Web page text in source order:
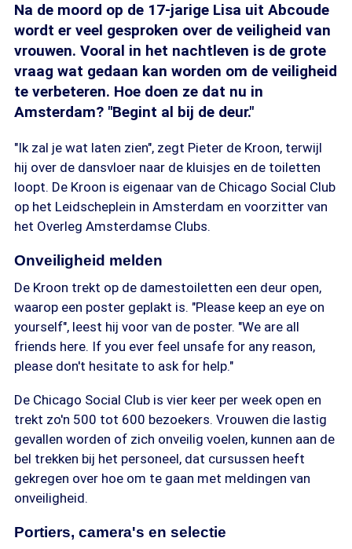
Na de moord op de 17-jarige Lisa uit Abcoude
wordt er veel gesproken over de veiligheid van
vrouwen. Vooral in het nachtleven is de grote
vraag wat gedaan kan worden om de veiligheid
te verbeteren. Hoe doen ze dat nu in
Amsterdam? "Begint al bij de deur."
"Ik zal je wat laten zien", zegt Pieter de Kroon, terwijl
hij over de dansvloer naar de kluisjes en de toiletten
loopt. De Kroon is eigenaar van de Chicago Social Club
op het Leidscheplein in Amsterdam en voorzitter van
het Overleg Amsterdamse Clubs.
Onveiligheid melden
De Kroon trekt op de damestoiletten een deur open,
waarop een poster geplakt is. "Please keep an eye on
yourself", leest hij voor van de poster. "We are all
friends here. If you ever feel unsafe for any reason,
please don't hesitate to ask for help."
De Chicago Social Club is vier keer per week open en
trekt zo'n 500 tot 600 bezoekers. Vrouwen die lastig
gevallen worden of zich onveilig voelen, kunnen aan de
bel trekken bij het personeel, dat cursussen heeft
gekregen over hoe om te gaan met meldingen van
onveiligheid.
Portiers, camera's en selectie